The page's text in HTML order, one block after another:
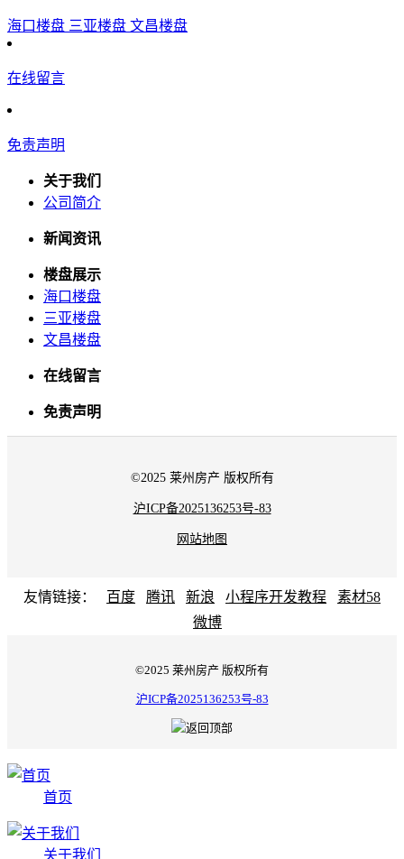
海口楼盘 三亚楼盘 文昌楼盘
在线留言
免责声明
关于我们
公司简介
新闻资讯
楼盘展示
海口楼盘
三亚楼盘
文昌楼盘
在线留言
免责声明
©2025 莱州房产 版权所有
沪ICP备2025136253号-83
网站地图
友情链接： 百度 腾讯 新浪 小程序开发教程
素材58
微博
©2025 莱州房产 版权所有
沪ICP备2025136253号-83
首页
关于我们